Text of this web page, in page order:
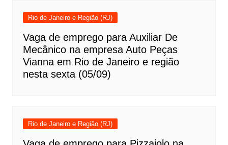
Rio de Janeiro e Região (RJ)
Vaga de emprego para Auxiliar De
Mecânico na empresa Auto Peças
Vianna em Rio de Janeiro e região
nesta sexta (05/09)
Rio de Janeiro e Região (RJ)